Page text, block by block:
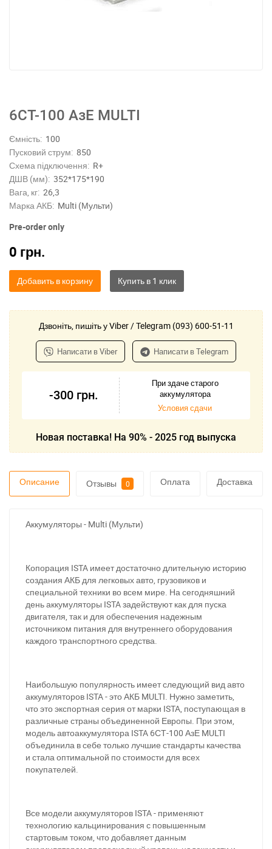
6СТ-100 АзЕ MULTI
Ємність: 100
Пусковий струм: 850
Схема підключення: R+
ДШВ (мм): 352*175*190
Вага, кг: 26,3
Марка АКБ: Multi (Мульти)
Pre-order only
0 грн.
Добавить в корзину
Дзвоніть, пишіть у Viber / Telegram (093) 600-51-11
Написати в Viber Написати в Telegram
-300 грн.
При здаче старого
аккумулятора
Условия сдачи
Новая поставка! На 90% - 2025 год выпуска
Описание Отзывы 0 Оплата Доставка
Аккумуляторы - Multi (Мульти)
Копорация ISTA имеет достаточно длительную историю
создания АКБ для легковых авто, грузовиков и
специальной техники во всем мире. На сегодняшний
день аккумуляторы ISTA задействуют как для пуска
двигателя, так и для обеспечения надежным
источником питания для внутреннего оборудования
каждого транспортного средства.
Наибольшую популярность имеет следующий вид авто
аккумуляторов ISTA - это АКБ MULTI. Нужно заметить,
что это экспортная серия от марки ISTA, поступающая в
различные страны объединенной Европы. При этом,
модель автоаккумулятора ISTA 6СТ-100 АзЕ MULTI
объединила в себе только лучшие стандарты качества
и стала оптимальной по стоимости для всех
покупателей.
Все модели аккумуляторов ISTA - применяют
технологию кальцинирования с повышенным
стартовым током, что добавляет данным